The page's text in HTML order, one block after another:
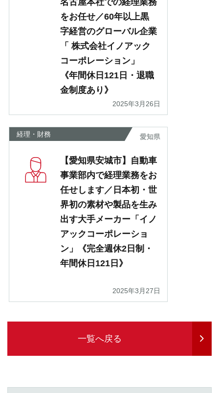
名古屋本社での経理業務
をお任せ／60年以上黒
字経営のグローバル企業
「 株式会社イノアック
コーポレーション」
《年間休日121日・退職
金制度あり》
2025年3月26日
経理・財務 愛知県
【愛知県安城市】自動車
事業部内で経理業務をお
任せします／日本初・世
界初の素材や製品を生み
出す大手メーカー「イノ
アックコーポレーショ
ン」《完全週休2日制・
年間休日121日》
2025年3月27日
一覧へ戻る